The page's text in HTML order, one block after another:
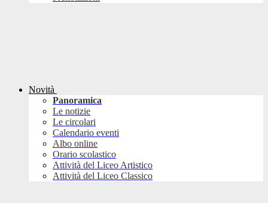
Novità
Panoramica
Le notizie
Le circolari
Calendario eventi
Albo online
Orario scolastico
Attività del Liceo Artistico
Attività del Liceo Classico